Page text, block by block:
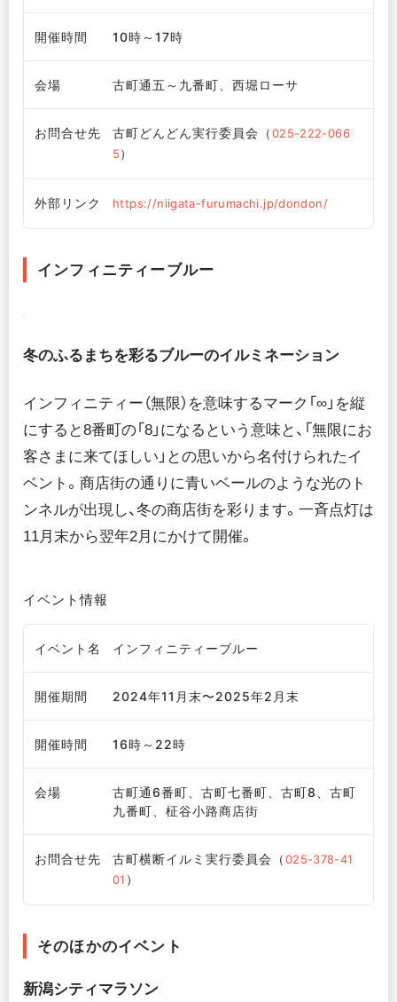
開催時間 10時～17時
会場 古町通五～九番町、西堀ローサ
お問合せ先 古町どんどん実行委員会（025-222-066
5）
外部リンク https://niigata-furumachi.jp/dondon/
インフィニティーブルー
冬のふるまちを彩るブルーのイルミネーション
インフィニティー（無限）を意味するマーク「∞」を縦
にすると8番町の「8」になるという意味と、「無限にお
客さまに来てほしい」との思いから名付けられたイ
ベント。商店街の通りに青いベールのような光のト
ンネルが出現し、冬の商店街を彩ります。一斉点灯は
11月末から翌年2月にかけて開催。
イベント情報
イベント名 インフィニティーブルー
開催期間 2024年11月末〜2025年2月末
開催時間 16時～22時
会場
古町通6番町、古町七番町、古町8、古町
九番町、柾谷小路商店街
お問合せ先 古町横断イルミ実行委員会（025-378-41
01 ）
そのほかのイベント
新潟シティマラソン